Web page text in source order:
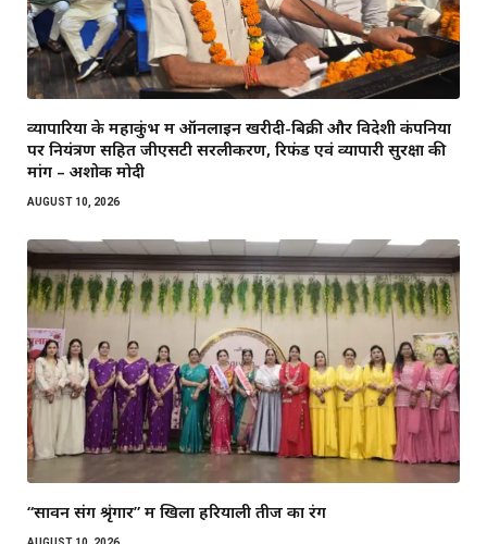
व्यापारियों के महाकुंभ में ऑनलाइन खरीदी-बिक्री और विदेशी कंपनियों
पर नियंत्रण सहित जीएसटी सरलीकरण, रिफंड एवं व्यापारी सुरक्षा की
मांग – अशोक मोदी
AUGUST 10, 2026
“सावन संग श्रृंगार” में खिला हरियाली तीज का रंग